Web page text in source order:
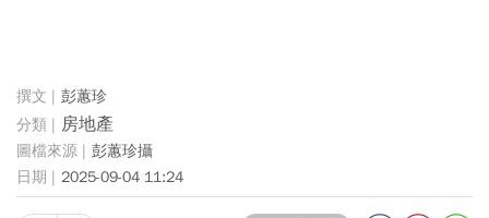
彭蕙珍
房地產
彭蕙珍攝
2025-09-04 11:24